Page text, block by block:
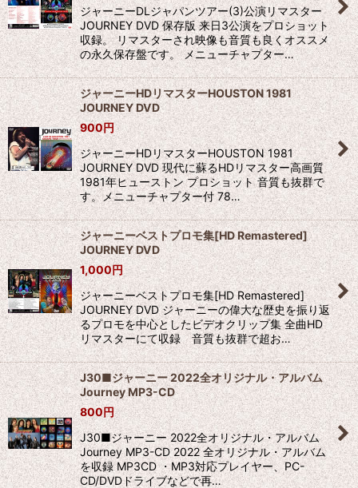
ジャーニーDLジャパンツアー(3)公演リマスター
JOURNEY DVD 保存版 来日3公演をプロショット
収録。 リマスターされ映像も音質も良くオススメ
の永久保存盤です。 メニューチャプター…
ジャーニーHDリマスターHOUSTON 1981
JOURNEY DVD
900円
ジャーニーHDリマスターHOUSTON 1981
JOURNEY DVD 現代に蘇るHDリマスター高画質
1981年ヒューストン プロショット 音質も抜群で
す。メニューチャプター付 78…
ジャーニーベストプロモ集[HD Remastered]
JOURNEY DVD
1,000円
ジャーニーベストプロモ集[HD Remastered]
JOURNEY DVD ジャーニーの偉大な歴史を振り返
るプロモを中心としたビデオクリップ集 全曲HD
リマスターにて収録 音質も抜群で超お…
J30■ジャーニー 2022全オリジナル・アルバム
Journey MP3-CD
800円
J30■ジャーニー 2022全オリジナル・アルバム
Journey MP3-CD 2022 全オリジナル・アルバム
を収録 MP3CD ・MP3対応プレイヤー、PC-
CD/DVDドライブなどで再…